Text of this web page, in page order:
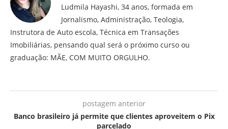
Ludmila Hayashi, 34 anos, formada em
Jornalismo, Administração, Teologia,
Instrutora de Auto escola, Técnica em Transações
Imobiliárias, pensando qual será o próximo curso ou
graduação: MÃE, COM MUITO ORGULHO.
postagem anterior
Banco brasileiro já permite que clientes aproveitem o Pix
parcelado